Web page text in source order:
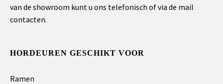
van de showroom kunt u ons telefonisch of via de mail
contacten.
HORDEUREN GESCHIKT VOOR
Ramen